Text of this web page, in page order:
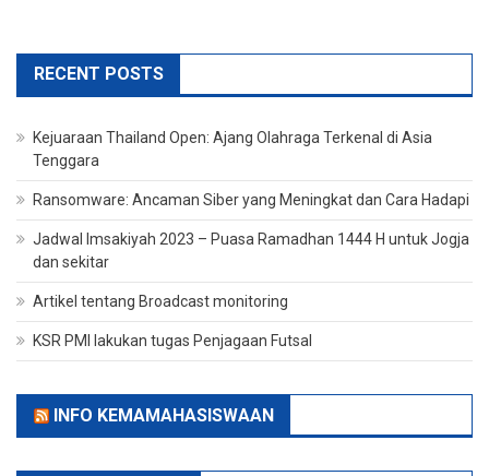
RECENT POSTS
Kejuaraan Thailand Open: Ajang Olahraga Terkenal di Asia
Tenggara
Ransomware: Ancaman Siber yang Meningkat dan Cara Hadapi
Jadwal Imsakiyah 2023 – Puasa Ramadhan 1444 H untuk Jogja
dan sekitar
Artikel tentang Broadcast monitoring
KSR PMI lakukan tugas Penjagaan Futsal
INFO KEMAMAHASISWAAN